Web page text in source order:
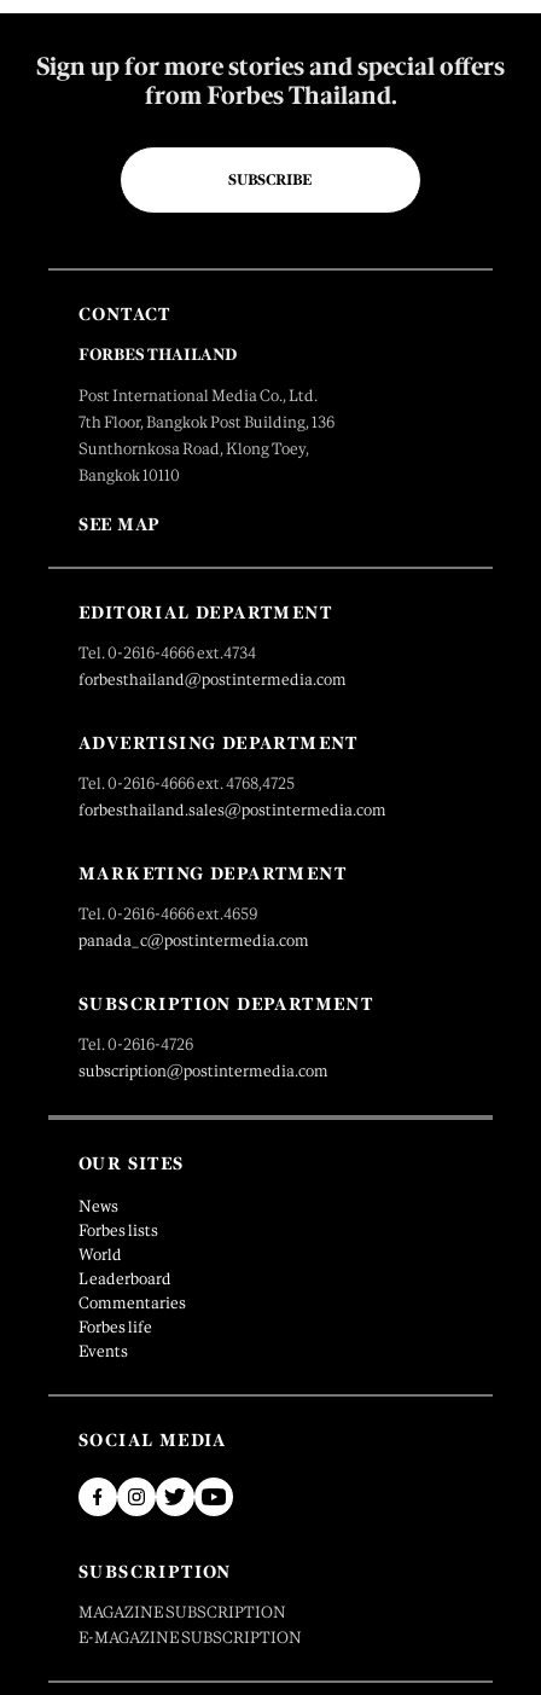
Sign up for more stories and special offers
from Forbes Thailand.
SUBSCRIBE
CONTACT
FORBES THAILAND
Post International Media Co., Ltd.
7th Floor, Bangkok Post Building, 136
Sunthornkosa Road, Klong Toey,
Bangkok 10110
SEE MAP
EDITORIAL DEPARTMENT
Tel. 0-2616-4666 ext.4734
forbesthailand@postintermedia.com
ADVERTISING DEPARTMENT
Tel. 0-2616-4666 ext. 4768,4725
forbesthailand.sales@postintermedia.com
MARKETING DEPARTMENT
Tel. 0-2616-4666 ext.4659
panada_c@postintermedia.com
SUBSCRIPTION DEPARTMENT
Tel. 0-2616-4726
subscription@postintermedia.com
OUR SITES
News
Forbes lists
World
Leaderboard
Commentaries
Forbes life
Events
SOCIAL MEDIA
SUBSCRIPTION
MAGAZINE SUBSCRIPTION
E-MAGAZINE SUBSCRIPTION